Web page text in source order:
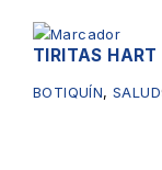
TIRITAS
BOTIQUÍN,SALUD